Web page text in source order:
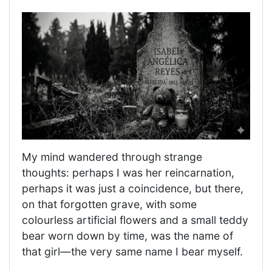
My mind wandered through strange
thoughts: perhaps I was her reincarnation,
perhaps it was just a coincidence, but there,
on that forgotten grave, with some
colourless artificial flowers and a small teddy
bear worn down by time, was the name of
that girl—the very same name I bear myself.